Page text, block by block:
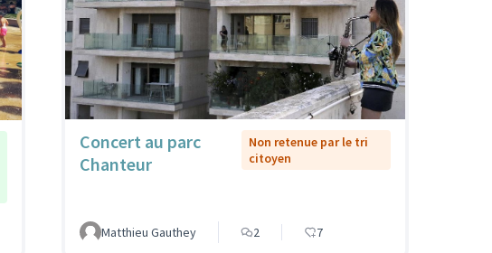
Concert au parc
Chanteur
Non retenue par le tri
citoyen
Matthieu Gauthey 2 7